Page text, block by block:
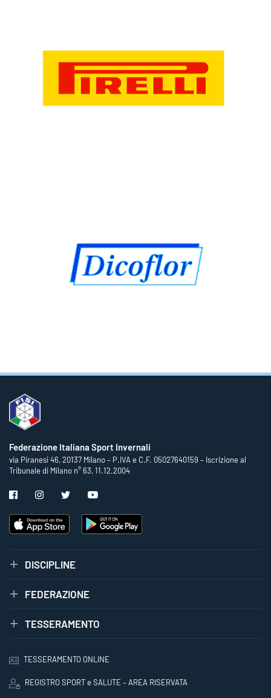
Federazione Italiana Sport Invernali
via Piranesi 46, 20137 Milano – P.IVA e C.F. 05027640159 – Iscrizione al
Tribunale di Milano n° 63, 11.12.2004
DISCIPLINE
FEDERAZIONE
TESSERAMENTO
TESSERAMENTO ONLINE
REGISTRO SPORT e SALUTE – AREA RISERVATA